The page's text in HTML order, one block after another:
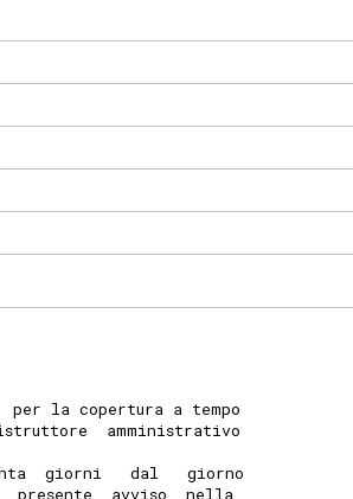
per la copertura a tempo
amministrativo
giorni   dal   giorno
presente  avviso  nella